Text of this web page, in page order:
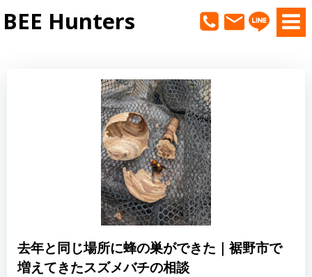
へ
ス
キ
ッ
プ
BEE Hunters
去年と同じ場所に蜂の巣ができた｜裾野市で
増えてきたスズメバチの相談